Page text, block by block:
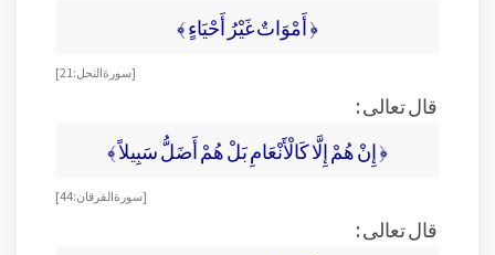
﴿ أَمْوَاتٌ غَيْرُ أَحْيَاءٍ ﴾
[ سورة النحل: 21 ]
قال تعالى :
﴿ إِنْ هُمْ إِلَّا كَالْأَنْعَامِ بَلْ هُمْ أَضَلُّ سَبِيلاً ﴾
[ سورة الفرقان : 44]
قال تعالى :